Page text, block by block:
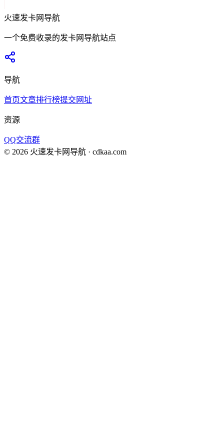
火速发卡网导航
一个免费收录的发卡网导航站点
导航
首页文章排行榜提交网址
资源
QQ交流群
© 2026 火速发卡网导航 · cdkaa.com